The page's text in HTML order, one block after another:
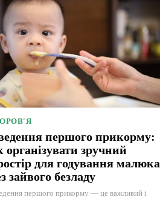
першого прикорму:
організувати зручний
для годування малюка
зайвого безладу
першого прикорму — це важливий і